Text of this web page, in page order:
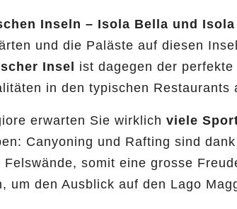
Inseln – Isola Bella und Isola
und die Paläste auf diesen
Insel
ist dagegen der
in den typischen Restaurants
erwarten Sie wirklich viele
Canyoning und Rafting sind
Felswände, somit eine grosse
um den Ausblick auf den Lago